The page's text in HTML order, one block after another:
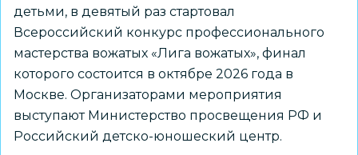
клубов
детьми, в девятый раз стартовал
Всероссийский конкурс профессионального
мастерства вожатых «Лига вожатых», финал
которого состоится в октябре 2026 года в
Москве. Организаторами мероприятия
выступают Министерство просвещения РФ и
Российский детско-юношеский центр.